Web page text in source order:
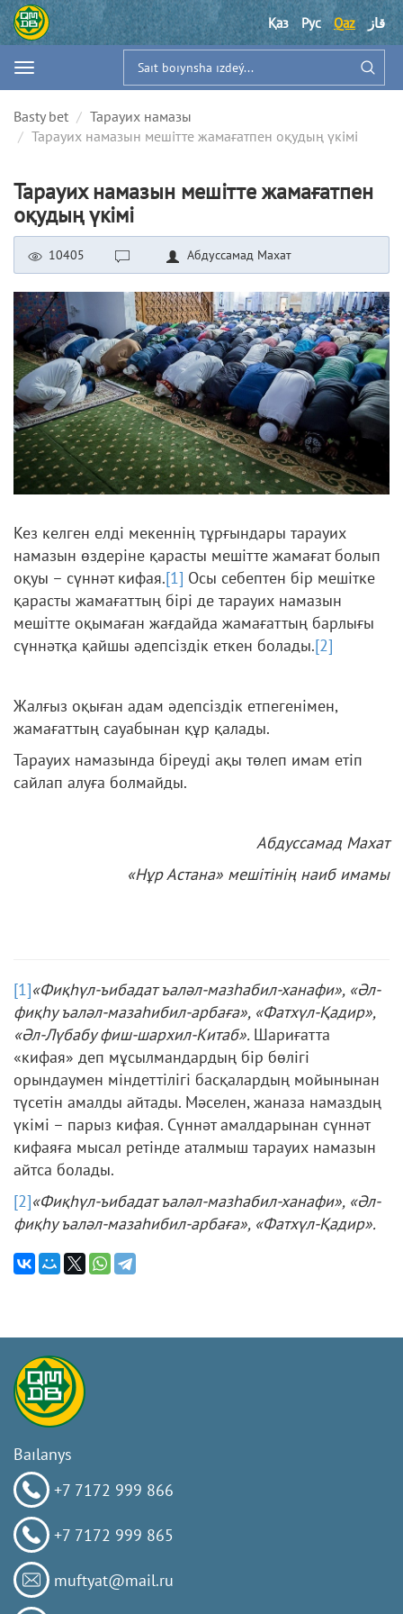
Қаз Рус Qaz قاز
Basty bet
Тарауих намазы
Тарауих намазын мешітте жамағатпен оқудың үкімі
Тарауих намазын мешітте жамағатпен
оқудың үкімі
10405 Абдуссамад Махат
Кез келген елді мекеннің тұрғындары тарауих
намазын өздеріне қарасты мешітте жамағат болып
оқуы – сүннәт кифая.[1] Осы себептен бір мешітке
қарасты жамағаттың бірі де тарауих намазын
мешітте оқымаған жағдайда жамағаттың барлығы
сүннәтқа қайшы әдепсіздік еткен болады.[2]
Жалғыз оқыған адам әдепсіздік етпегенімен,
жамағаттың сауабынан құр қалады.
Тарауих намазында біреуді ақы төлеп имам етіп
сайлап алуға болмайды.
Абдуссамад Махат
«Нұр Астана» мешітінің наиб имамы
[1]«Фиқһүл-ъибадат ъаләл-мазһабил-ханафи», «Әл-
фиқһу ъаләл-мазаһибил-арбаға», «Фатхүл-Қадир»,
«Әл-Лүбабу фиш-шархил-Китаб». Шариғатта
«кифая» деп мұсылмандардың бір бөлігі
орындаумен міндеттілігі басқалардың мойынынан
түсетін амалды айтады. Мәселен, жаназа намаздың
үкімі – парыз кифая. Сүннәт амалдарынан сүннәт
кифаяға мысал ретінде аталмыш тарауих намазын
айтса болады.
[2]«Фиқһүл-ъибадат ъаләл-мазһабил-ханафи», «Әл-
фиқһу ъаләл-мазаһибил-арбаға», «Фатхүл-Қадир».
Baılanys
+7 7172 999 866
+7 7172 999 865
muftyat@mail.ru